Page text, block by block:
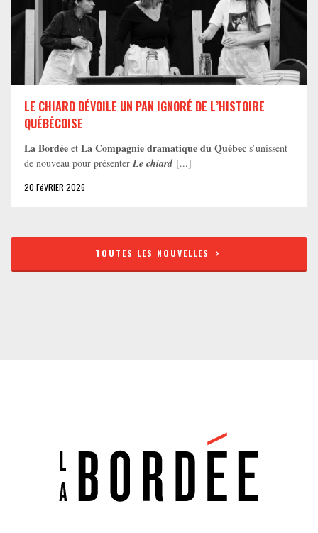
LE CHIARD DÉVOILE UN PAN IGNORÉ DE L’HISTOIRE
QUÉBÉCOISE
La Bordée et La Compagnie dramatique du Québec s’unissent
de nouveau pour présenter Le chiard [...]
20 FéVRIER 2026
TOUTES LES NOUVELLES